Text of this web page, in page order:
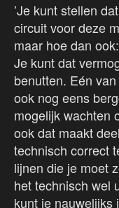
’Je kunt stellen
circuit voor deze
maar hoe dan
Je kunt dat
benutten. Eén
ook nog eens
mogelijk wachten
ook dat maakt
technisch correct
lijnen die je moet
het technisch wel
kunt je nauwelijks